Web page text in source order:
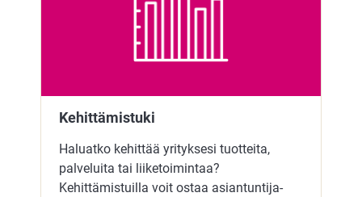
Kehittämistuki
Haluatko kehittää yrityksesi tuotteita,
palveluita tai liiketoimintaa?
Kehittämistuilla voit ostaa asiantuntija-